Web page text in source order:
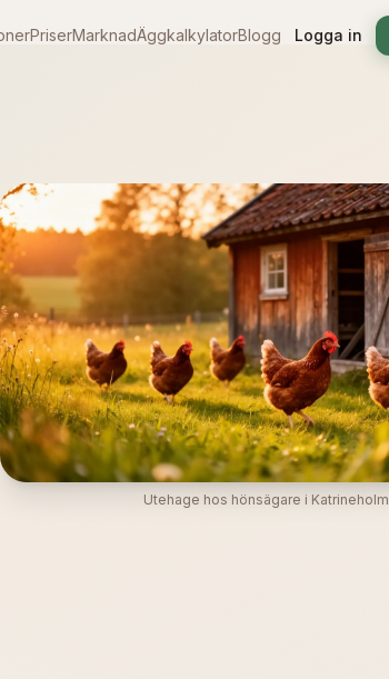
PriserMarknadÄggkalkylatorBlogg Logga in
Utehage hos hönsägare i Katrineholm